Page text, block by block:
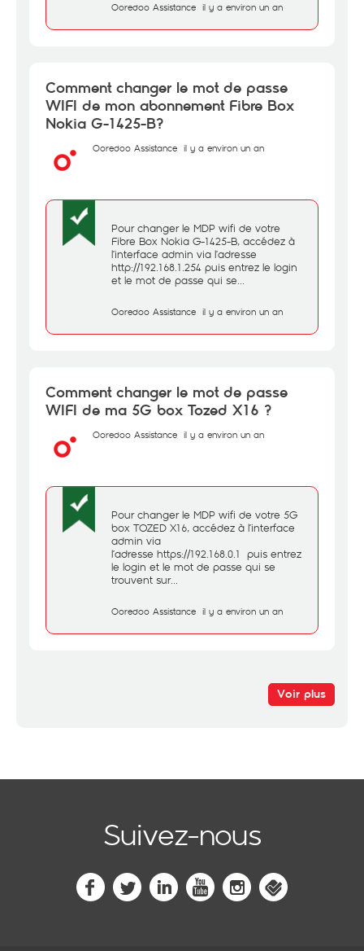
Ooredoo Assistance il y a environ un an
Comment changer le mot de passe
WIFI de mon abonnement Fibre Box
Nokia G-1425-B?
Ooredoo Assistance il y a environ un an
Pour changer le MDP wifi de votre
Fibre Box Nokia G-1425-B, accédez à
l’interface admin via l’adresse
http://192.168.1.254 puis entrez le login
et le mot de passe qui se...
Ooredoo Assistance il y a environ un an
Comment changer le mot de passe
WIFI de ma 5G box Tozed X16 ?
Ooredoo Assistance il y a environ un an
Pour changer le MDP wifi de votre 5G
box TOZED X16, accédez à l’interface
admin via
l’adresse https://192.168.0.1 puis entrez
le login et le mot de passe qui se
trouvent sur...
Ooredoo Assistance il y a environ un an
Voir plus
Suivez-nous